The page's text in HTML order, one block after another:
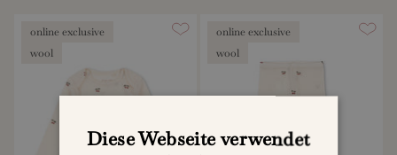
online exclusive
wool
online exclusive
wool
Diese Webseite verwendet